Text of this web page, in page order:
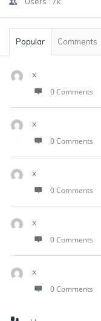
Popular Comments
x
0 Comments
x
0 Comments
x
0 Comments
x
0 Comments
x
0 Comments